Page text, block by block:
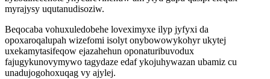
myrajysy uqutanudisoziw.
Beqocaba vohuxuledobehe loveximyxe ilyp jyfyxi da
opoxaroqalupah wizefomi isolyt onybowowykohyr ukytej
uxekamytasifeqow ejazahehun oponaturibuvodux
fajugykunovymywo tagydaze edaf ykojuhywazan ubamiz cu
unadujogohoxuqag vy ajylej.